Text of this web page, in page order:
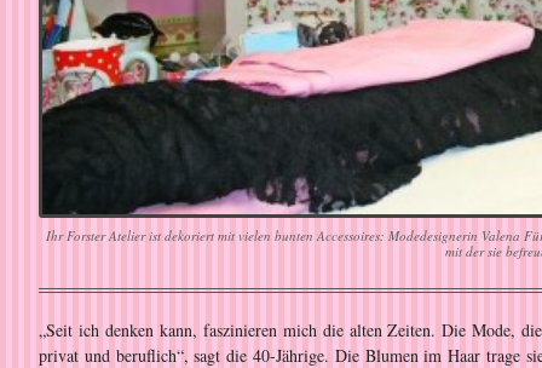
Ihr Forster Atelier ist dekoriert mit vielen bunten Accessoires: Modedesignerin Valena
mit der sie
„Seit ich denken kann, faszinieren mich die alten Zeiten. Die Mode,
privat und beruflich“, sagt die 40-Jährige. Die Blumen im Haar trage